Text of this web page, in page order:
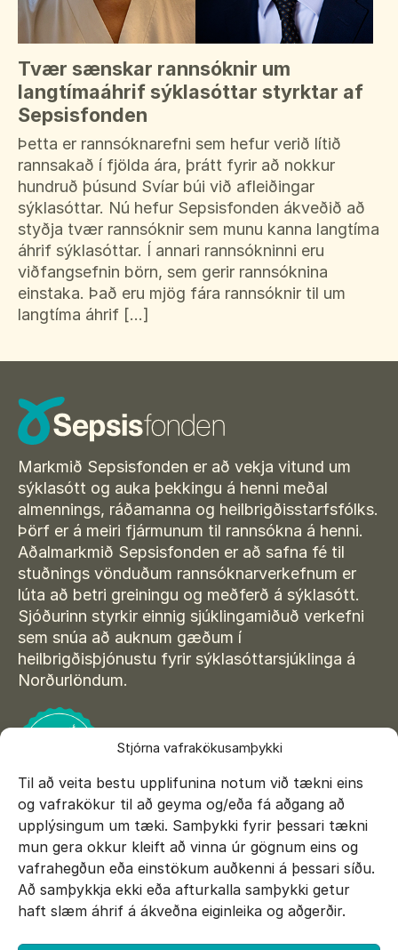
Stjórna vafrakökusamþykki
Til að veita bestu upplifunina notum við tækni eins
og vafrakökur til að geyma og/eða fá aðgang að
upplýsingum um tæki. Samþykki fyrir þessari tækni
mun gera okkur kleift að vinna úr gögnum eins og
vafrahegðun eða einstökum auðkenni á þessari síðu.
Að samþykkja ekki eða afturkalla samþykki getur
haft slæm áhrif á ákveðna eiginleika og aðgerðir.
Tvær sænskar rannsóknir um
langtímaáhrif sýklasóttar styrktar af
Sepsisfonden
Þetta er rannsóknarefni sem hefur verið lítið
rannsakað í fjölda ára, þrátt fyrir að nokkur
hundruð þúsund Svíar búi við afleiðingar
sýklasóttar. Nú hefur Sepsisfonden ákveðið að
styðja tvær rannsóknir sem munu kanna langtíma
áhrif sýklasóttar. Í annari rannsókninni eru
viðfangsefnin börn, sem gerir rannsóknina
einstaka. Það eru mjög fára rannsóknir til um
langtíma áhrif […]
Markmið Sepsisfonden er að vekja vitund um
sýklasótt og auka þekkingu á henni meðal
almennings, ráðamanna og heilbrigðisstarfsfólks.
Þörf er á meiri fjármunum til rannsókna á henni.
Aðalmarkmið Sepsisfonden er að safna fé til
stuðnings vönduðum rannsóknarverkefnum er
lúta að betri greiningu og meðferð á sýklasótt.
Sjóðurinn styrkir einnig sjúklingamiðuð verkefni
sem snúa að auknum gæðum í
heilbrigðisþjónustu fyrir sýklasóttarsjúklinga á
Norðurlöndum.
E-mail: info@sepsisfonden.se